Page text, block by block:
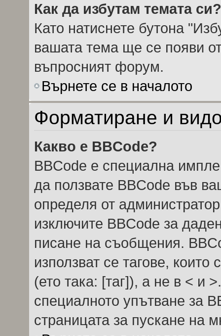
Как да избутам темата си?
Като натиснете бутона
вашата тема ще се появи
въпросният форум.
Върнете се в началото
Форматиране и
Какво е BBCode?
BBCode е специална
да ползвате BBCode във
определя от
изключите BBCode за
писане на съобщения.
използват се тагове, които
(ето така: [таг]), а не в < и
специалното упътване за
страницата за пускане на